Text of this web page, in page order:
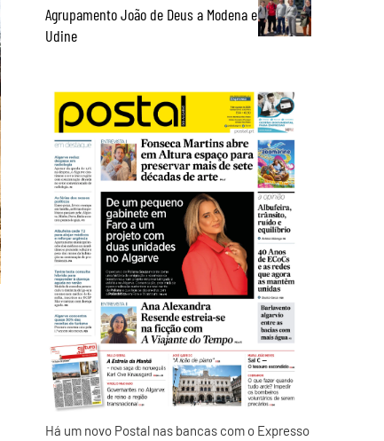
Agrupamento João de Deus a Modena e
Udine
Há um novo Postal nas bancas com o Expresso